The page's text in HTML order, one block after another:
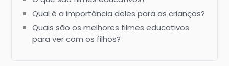
Qual é a importância deles para as crianças?
Quais são os melhores filmes educativos
para ver com os filhos?